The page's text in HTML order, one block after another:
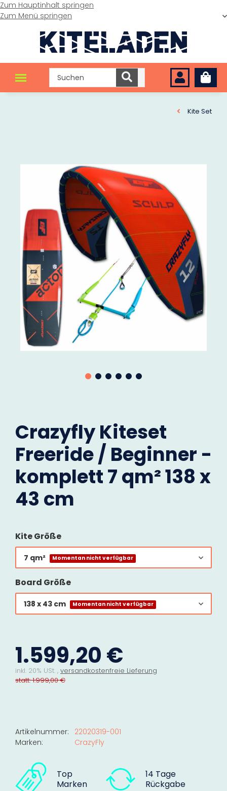
Zum Hauptinhalt springen
Zum Menü springen
Kite Set
Crazyfly Kiteset
Freeride / Beginner -
komplett 7 qm² 138 x
43 cm
Kite Größe
7 qm² Momentan nicht verfügbar
Board Größe
138 x 43 cm Momentan nicht verfügbar
1.599,20 €
inkl. 20% USt. , versandkostenfreie Lieferung
statt: 1.999,00 €
Artikelnummer:
22020319-001
Marken:
CrazyFly
Top
Marken
14 Tage
Rückgabe